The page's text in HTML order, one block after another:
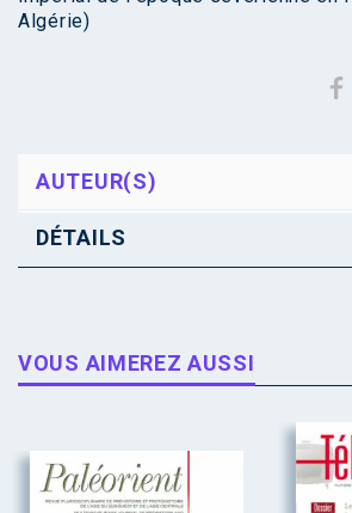
Algérie)
AUTEUR(S)
DÉTAILS
VOUS AIMEREZ AUSSI